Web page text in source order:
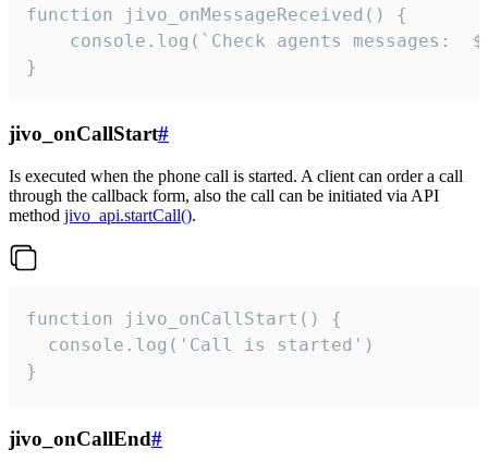
function jivo_onMessageReceived() {
}
jivo_onCallStart#
Is executed when the phone call is started. A client can order a call
through the callback form, also the call can be initiated via API
method jivo_api.startCall().
function jivo_onCallStart() {
  console.log('Call is started')
}
jivo_onCallEnd#